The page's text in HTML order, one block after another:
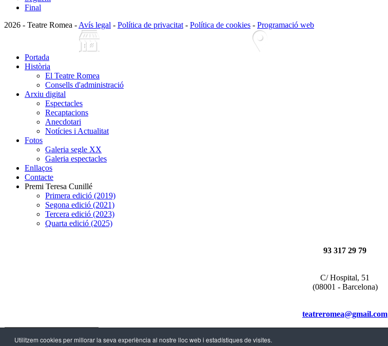
Final
2026 - Teatre Romea - Avís legal - Política de privacitat - Política de cookies - Programació web
Portada
Història
El Teatre Romea
Consells d'administració
Arxiu digital
Espectacles
Recaptacions
Anecdotari
Notícies i Actualitat
Fotos
Galeria segle XX
Galeria espectacles
Enllaços
Contacte
Premi Teresa Cunillé
Primera edició (2019)
Segona edició (2021)
Tercera edició (2023)
Quarta edició (2025)
93 317 29 79
C/ Hospital, 51
(08001 - Barcelona)
teatreromea@gmail.com
Utilitzem cookies per millorar la seva experiència al nostre lloc web i estadístiques de visites.